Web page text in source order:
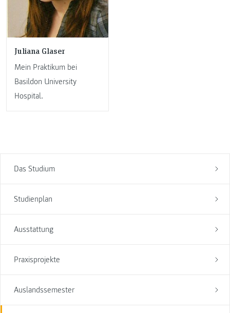
Das Studium
Studienplan
Ausstattung
Praxisprojekte
Auslandssemester
Juliana Glaser
Mein Praktikum bei
Basildon University
Hospital.